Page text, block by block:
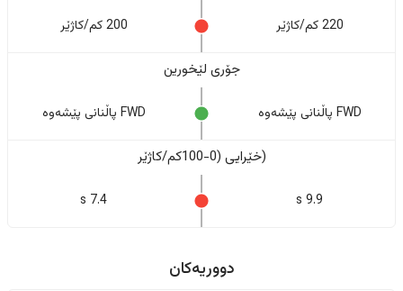
220 کم/کاژێر 200 کم/کاژێر
جۆری لێخورین
FWD پاڵنانی پێشەوە FWD پاڵنانی پێشەوە
(خێرایی (0-100کم/کاژێر
9.9 s
7.4 s
دووریەکان